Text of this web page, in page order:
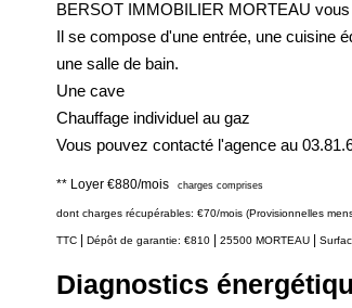
BERSOT IMMOBILIER MORTEAU
Il se compose d'une entrée, une cuisine
une salle de bain.
Une cave
Chauffage individuel au gaz
Vous pouvez contacté l'agence au
** Loyer €880/mois charges comprises
dont charges récupérables: €70/mois (Provisionnelles
TTC Dépôt de garantie: €810 25500 MORTEAU
Diagnostics